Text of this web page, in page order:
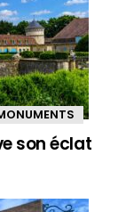
son éclat